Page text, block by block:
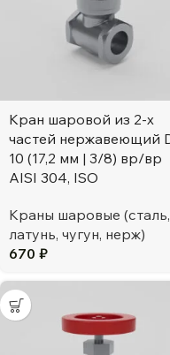
Кран шаровой из 2-х
частей нержавеющий
10 (17,2 мм | 3/8) вр/вр
AISI 304, ISO
Краны шаровые (сталь,
латунь, чугун, нерж)
670 ₽